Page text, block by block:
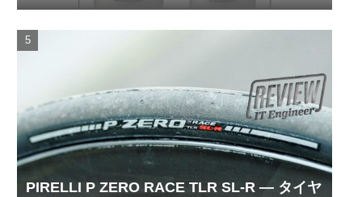
PIRELLI P ZERO RACE TLR SL-R ― タイヤ